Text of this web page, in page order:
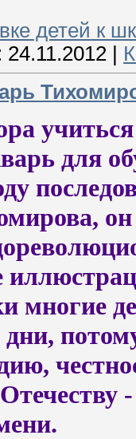
детей к
24.11.2012
для
многие